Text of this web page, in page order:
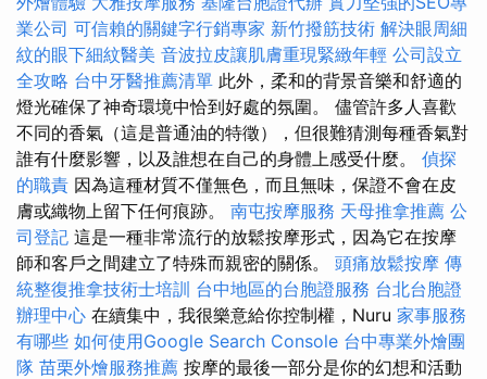
業公司 可信賴的關鍵字行銷專家 新竹撥筋技術 解決眼周細
紋的眼下細紋醫美 音波拉皮讓肌膚重現緊緻年輕 公司設立
全攻略 台中牙醫推薦清單 此外，柔和的背景音樂和舒適的
燈光確保了神奇環境中恰到好處的氛圍。 儘管許多人喜歡
不同的香氣（這是普通油的特徵），但很難猜測每種香氣對
誰有什麼影響，以及誰想在自己的身體上感受什麼。 偵探
的職責 因為這種材質不僅無色，而且無味，保證不會在皮
膚或織物上留下任何痕跡。 南屯按摩服務 天母推拿推薦 公
司登記 這是一種非常流行的放鬆按摩形式，因為它在按摩
師和客戶之間建立了特殊而親密的關係。 頭痛放鬆按摩 傳
統整復推拿技術士培訓 台中地區的台胞證服務 台北台胞證
辦理中心 在續集中，我很樂意給你控制權，Nuru 家事服務
有哪些 如何使用Google Search Console 台中專業外燴團
隊 苗栗外燴服務推薦 按摩的最後一部分是你的幻想和活動